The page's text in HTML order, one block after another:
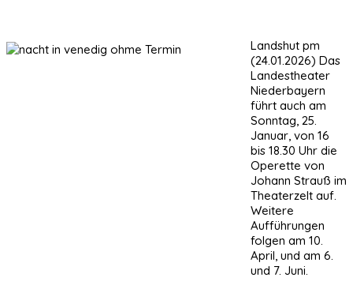
Landshut pm
(24.01.2026) Das
Landestheater
Niederbayern
führt auch am
Sonntag, 25.
Januar, von 16
bis 18.30 Uhr die
Operette von
Johann Strauß im
Theaterzelt auf.
Weitere
Aufführungen
folgen am 10.
April, und am 6.
und 7. Juni.